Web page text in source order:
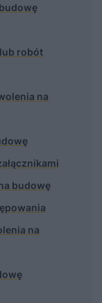
robót
na
budowę
na